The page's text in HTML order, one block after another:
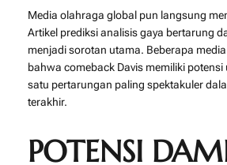
Media olahraga global pun langsung
Artikel prediksi analisis gaya bertarung
menjadi sorotan utama. Beberapa
bahwa comeback Davis memiliki
satu pertarungan paling spektakuler
terakhir.
POTENSI